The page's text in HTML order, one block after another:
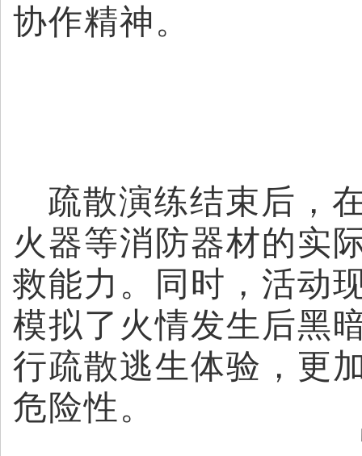
协作精神。
疏散演练结束后，
火器等消防器材的实
救能力。同时，活动
模拟了火情发生后黑
行疏散逃生体验，更
危险性。